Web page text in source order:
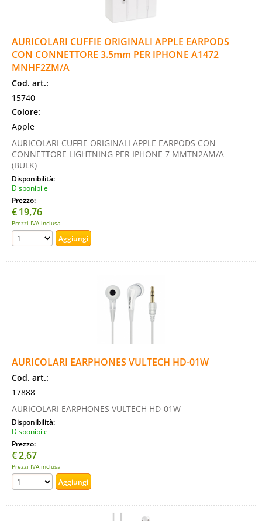
AURICOLARI CUFFIE ORIGINALI APPLE EARPODS
CON CONNETTORE 3.5mm PER IPHONE A1472
MNHF2ZM/A
Cod. art.:
15740
Colore:
Apple
AURICOLARI CUFFIE ORIGINALI APPLE EARPODS CON
CONNETTORE LIGHTNING PER IPHONE 7 MMTN2AM/A
(BULK)
Disponibilità:
Disponibile
Prezzo:
€19,76
Prezzi IVA inclusa
AURICOLARI EARPHONES VULTECH HD-01W
Cod. art.:
17888
AURICOLARI EARPHONES VULTECH HD-01W
Disponibilità:
Disponibile
Prezzo:
€2,67
Prezzi IVA inclusa